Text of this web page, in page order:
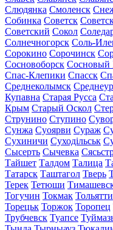
Слюдянка Смоленск
Собинка Советск
Советский Сокол
Солнечногорск Соль-
Сорокино Сорочинск
Сосновоборск Сосновый
Спас-Клепики Спасск
Среднеколымск
Купавна Старая Русса
Крым Старый Оскол
Струнино Ступино
Сунжа Суоярви Сураж
Сухиничи Суходільськ
Сысерть Сычевка
Тайшет Талдом Талица
Татарск Таштагол Тверь
Терек Тетюши
Тогучин Токмак Тольятти
Торецьк Торжок Торопец
Трубчевск Туапсе